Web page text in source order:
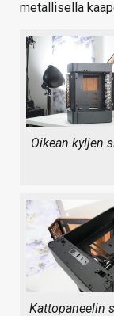
metallisella
Oikean kyljen
Kattopaneelin